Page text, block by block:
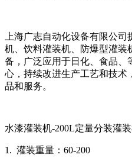
上海广志自动化设备有限公
机、饮料灌装机、防爆型灌装
备，广泛应用于日化、食品、
心，持续改进生产工艺和技术
品和服务。
水漆灌装机-200L定量分装灌装
1. 灌装重量：60-200